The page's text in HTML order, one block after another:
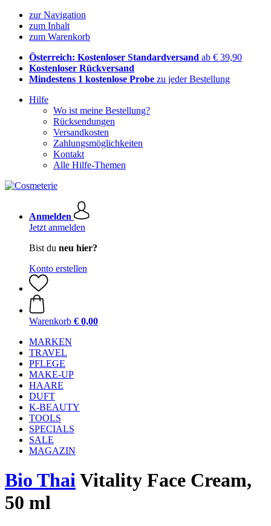
zur Navigation
zum Inhalt
zum Warenkorb
Österreich: Kostenloser Standardversand ab € 39,90
Kostenloser Rückversand
Mindestens 1 kostenlose Probe zu jeder Bestellung
Hilfe
Wo ist meine Bestellung?
Rücksendungen
Versandkosten
Zahlungsmöglichkeiten
Kontakt
Alle Hilfe-Themen
Anmelden
Jetzt anmelden
Bist du neu hier?
Konto erstellen
Warenkorb € 0,00
MARKEN
TRAVEL
PFLEGE
MAKE-UP
HAARE
DUFT
K-BEAUTY
TOOLS
SPECIALS
SALE
MAGAZIN
Bio ThaiVitality Face Cream,
50 ml